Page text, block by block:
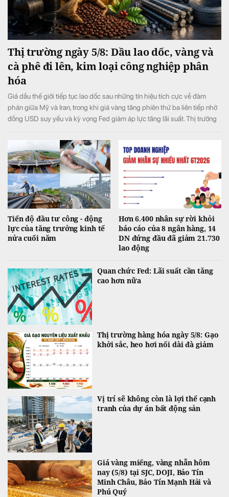
Thị trường ngày 5/8: Dầu lao dốc, vàng và
cà phê đi lên, kim loại công nghiệp phân
hóa
Giá dầu thế giới tiếp tục lao dốc sau những tín hiệu tích cực về đàm
phán giữa Mỹ và Iran, trong khi giá vàng tăng phiên thứ ba liên tiếp nhờ
đồng USD suy yếu và kỳ vọng Fed giảm áp lực tăng lãi suất. Thị trường
trước những yếu tố cung - cầu và rủi ro địa chính trị.
Tiến độ đầu tư công - động
lực của tăng trưởng kinh tế
nửa cuối năm
Hơn 6.400 nhân sự rời khỏi
báo cáo của 8 ngân hàng, 14
DN đứng đầu đã giảm 21.730
lao động
Quan chức Fed: Lãi suất cần tăng
cao hơn nữa
Thị trường hàng hóa ngày 5/8: Gạo
khởi sắc, heo hơi nối dài đà giảm
Vị trí sẽ không còn là lợi thế cạnh
tranh của dự án bất động sản
Giá vàng miếng, vàng nhẫn hôm
nay (5/8) tại SJC, DOJI, Bảo Tín
Minh Châu, Bảo Tín Mạnh Hải và
Phú Quý